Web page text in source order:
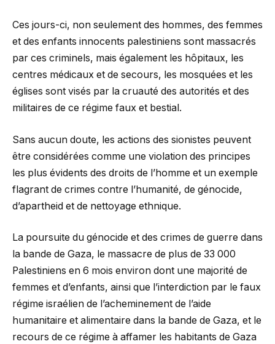
Ces jours-ci, non seulement des hommes, des femmes
et des enfants innocents palestiniens sont massacrés
par ces criminels, mais également les hôpitaux, les
centres médicaux et de secours, les mosquées et les
églises sont visés par la cruauté des autorités et des
militaires de ce régime faux et bestial.
Sans aucun doute, les actions des sionistes peuvent
être considérées comme une violation des principes
les plus évidents des droits de l’homme et un exemple
flagrant de crimes contre l’humanité, de génocide,
d’apartheid et de nettoyage ethnique.
La poursuite du génocide et des crimes de guerre dans
la bande de Gaza, le massacre de plus de 33 000
Palestiniens en 6 mois environ dont une majorité de
femmes et d’enfants, ainsi que l’interdiction par le faux
régime israélien de l’acheminement de l’aide
humanitaire et alimentaire dans la bande de Gaza, et le
recours de ce régime à affamer les habitants de Gaza